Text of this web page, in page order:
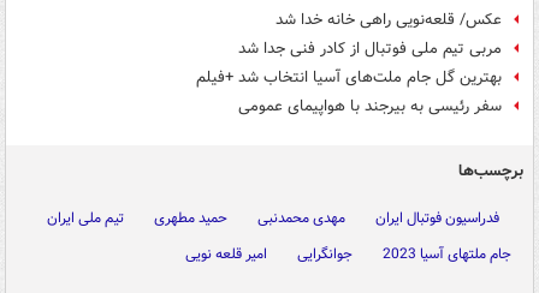
عکس/ قلعه‌نویی راهی خانه خدا شد
مربی تیم ملی فوتبال از کادر فنی جدا شد
بهترین گل جام ملت‌های آسیا انتخاب شد +فیلم
سفر رئیسی به بیرجند با هواپیمای عمومی
برچسب‌ها
فدراسیون فوتبال ایران مهدی محمدنبی حمید مطهری
تیم ملی ایران
جام ملتهای آسیا 2023
جوانگرایی امیر قلعه نویی